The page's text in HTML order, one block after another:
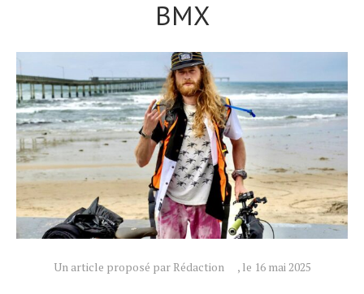
BMX
Un article proposé par Rédaction , le 16 mai 2025